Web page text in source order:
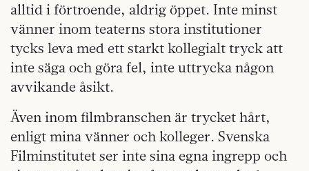
alltid i förtroende, aldrig öppet. Inte minst
vänner inom teaterns stora institutioner
tycks leva med ett starkt kollegialt tryck att
inte säga och göra fel, inte uttrycka någon
avvikande åsikt.
Även inom filmbranschen är trycket hårt,
enligt mina vänner och kolleger. Svenska
Filminstitutet ser inte sina egna ingrepp och